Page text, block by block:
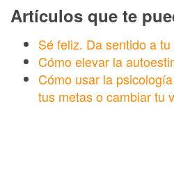
Artículos que te
Sé feliz. Da sentido a
Cómo elevar la
Cómo usar la
tus metas o cambiar tu